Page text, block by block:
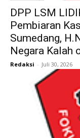
DPP LSM
Pembiaran
Sumedang,
Negara Kalah
Redaksi - Juli 30, 2026